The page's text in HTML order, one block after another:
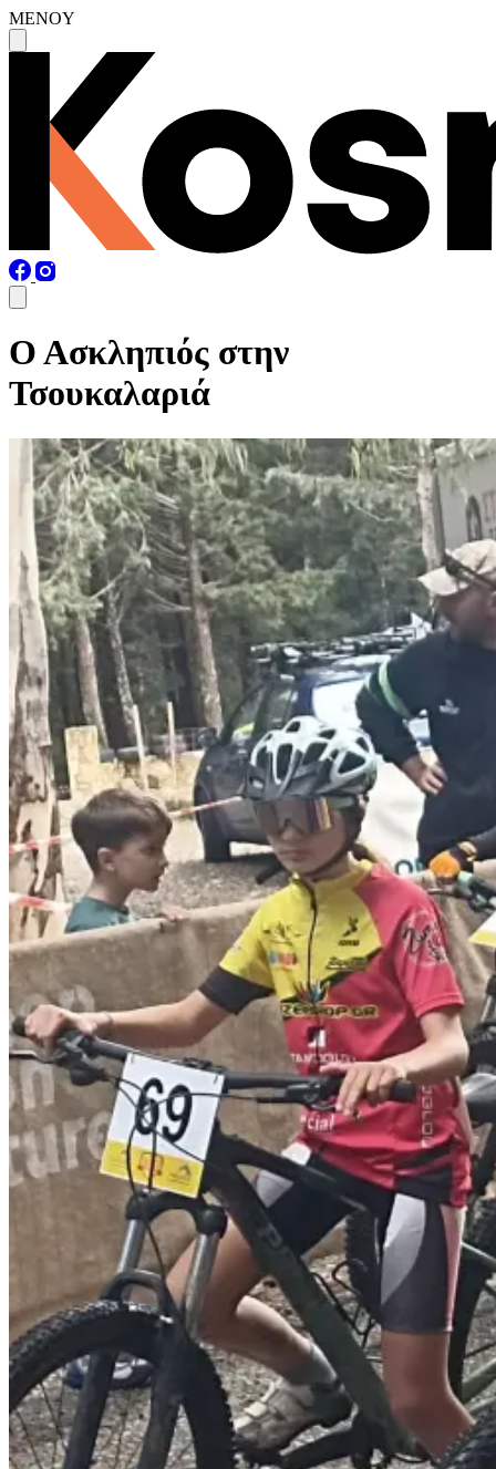
MENOY
Ο Ασκληπιός στην
Τσουκαλαριά